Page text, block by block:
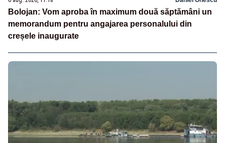
Bolojan: Vom aproba în maximum două săptămâni un
memorandum pentru angajarea personalului din
creșele inaugurate